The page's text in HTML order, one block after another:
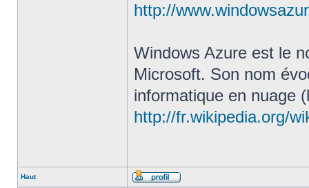
http://
Windows Azure est le
Microsoft. Son nom
informatique en nuage
http://fr.wikipedia.org/
Haut